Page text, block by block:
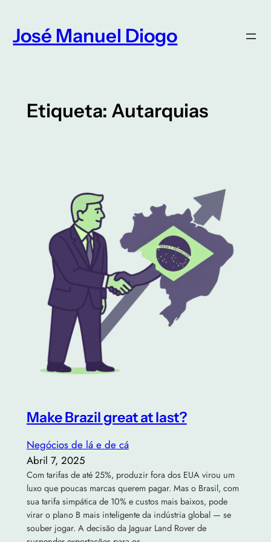
para
José Manuel Diogo
Etiqueta: Autarquias
Make Brazil great at last?
Negócios de lá e de cá
Abril 7, 2025
Com tarifas de até 25%, produzir fora dos EUA virou um
luxo que poucas marcas querem pagar. Mas o Brasil, com
sua tarifa simpática de 10% e custos mais baixos, pode
virar o plano B mais inteligente da indústria global — se
souber jogar. A decisão da Jaguar Land Rover de